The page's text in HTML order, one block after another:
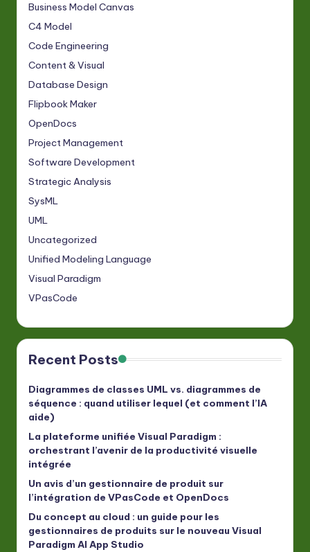
Business Model Canvas
C4 Model
Code Engineering
Content & Visual
Database Design
Flipbook Maker
OpenDocs
Project Management
Software Development
Strategic Analysis
SysML
UML
Uncategorized
Unified Modeling Language
Visual Paradigm
VPasCode
Recent Posts
Diagrammes de classes UML vs. diagrammes de
séquence : quand utiliser lequel (et comment l’IA
aide)
La plateforme unifiée Visual Paradigm :
orchestrant l’avenir de la productivité visuelle
intégrée
Un avis d’un gestionnaire de produit sur
l’intégration de VPasCode et OpenDocs
Du concept au cloud : un guide pour les
gestionnaires de produits sur le nouveau Visual
Paradigm AI App Studio